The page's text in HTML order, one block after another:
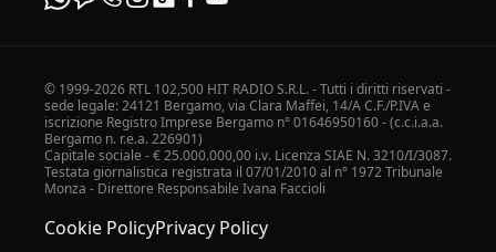
© 1999-2026 RTL 102,500 HIT RADIO S.R.L. - Tutti i diritti riservati -
sede legale: 24121 Bergamo, via Clara Maffei, 14/A C.F./P.IVA e
iscrizione Registro Imprese Bergamo n° 01646950160 - (c.c.i.a.a.
Bergamo n. r.e.a. 226901)
Capitale sociale - € 25.000.000,00 i.v. Licenza SIAE N. 3210/I/3087.
Testata giornalistica registrata il 07/01/2010 al n° 1972 Tribunale
Monza - Direttore Responsabile Ivana Faccioli
Cookie PolicyPrivacy Policy